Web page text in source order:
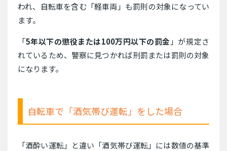
われ、自転車を含む「軽車両」も罰則の対象になってい
ます。
「5年以下の懲役または100万円以下の罰金 」が規定さ
れているため、警察に見つかれば刑罰または罰則の対象
になります。
自転車で「酒気帯び運転」をした場合
「酒酔い運転」と違い「酒気帯び運転」には数値の基準